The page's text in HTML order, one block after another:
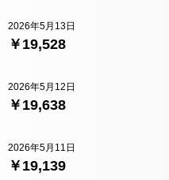
￥19,528
2026年5月13日
￥19,638
2026年5月12日
￥19,139
2026年5月11日